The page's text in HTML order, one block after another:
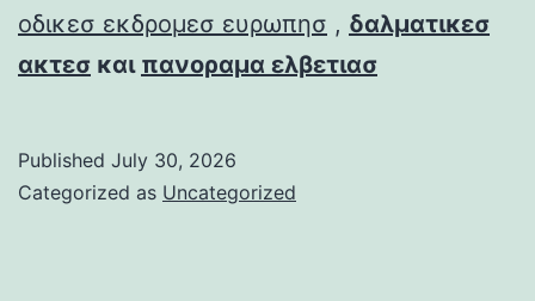
οδικεσ εκδρομεσ ευρωπησ , δαλματικεσ
ακτεσ και πανοραμα ελβετιασ
Published July 30, 2026
Categorized as Uncategorized